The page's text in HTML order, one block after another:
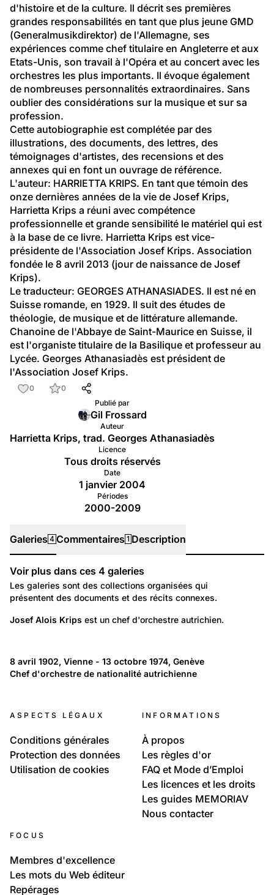
d'histoire et de la culture. Il décrit ses premières
grandes responsabilités en tant que plus jeune GMD
(Generalmusikdirektor) de l'Allemagne, ses
expériences comme chef titulaire en Angleterre et aux
Etats-Unis, son travail à l'Opéra et au concert avec les
orchestres les plus importants. Il évoque également
de nombreuses personnalités extraordinaires. Sans
oublier des considérations sur la musique et sur sa
profession.
Cette autobiographie est complétée par des
illustrations, des documents, des lettres, des
témoignages d'artistes, des recensions et des
annexes qui en font un ouvrage de référence.
L'auteur: HARRIETTA KRIPS. En tant que témoin des
onze dernières années de la vie de Josef Krips,
Harrietta Krips a réuni avec compétence
professionnelle et grande sensibilité le matériel qui est
à la base de ce livre. Harrietta Krips est vice-
présidente de l'Association Josef Krips. Association
fondée le 8 avril 2013 (jour de naissance de Josef
Krips).
Le traducteur: GEORGES ATHANASIADES. Il est né en
Suisse romande, en 1929. Il suit des études de
théologie, de musique et de littérature allemande.
Chanoine de l'Abbaye de Saint-Maurice en Suisse, il
est l'organiste titulaire de la Basilique et professeur au
Lycée. Georges Athanasiadès est président de
l'Association Josef Krips.
0
0
Publié par
Gil Frossard
Auteur
Harrietta Krips, trad. Georges Athanasiadès
Licence
Tous droits réservés
Date
1 janvier 2004
Périodes
2000-2009
Galeries 4 Commentaires 1 Description
Galeries
Voir plus dans ces 4 galeries
Les galeries sont des collections organisées qui
présentent des documents et des récits connexes.
Portraits: Création artistique et intellectuelle
Josef Alois Krips est un chef d'orchestre autrichien.
Josef Krips Photographies
Temps libre et culture: Littérature et musique
KRIPS, Josef
8 avril 1902, Vienne - 13 octobre 1974, Genève
Chef d'orchestre de nationalité autrichienne
Photographies Josef Krips
ASPECTS LÉGAUX
Conditions générales
Protection des données
Utilisation de cookies
INFORMATIONS
À propos
Les règles d'or
FAQ et Mode d’Emploi
Les licences et les droits
Les guides MEMORIAV
Nous contacter
FOCUS
Membres d'excellence
Les mots du Web éditeur
Repérages